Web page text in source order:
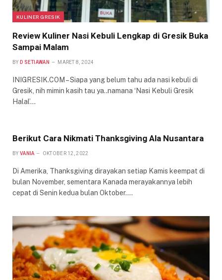
KULINER GRESIK
Review Kuliner Nasi Kebuli Lengkap di Gresik Buka
Sampai Malam
BY D SETIAWAN MARET 8, 2024
INIGRESIK.COM – Siapa yang belum tahu ada nasi kebuli di
Gresik, nih mimin kasih tau ya..namana ‘Nasi Kebuli Gresik
Halal’…
Berikut Cara Nikmati Thanksgiving Ala Nusantara
BY VANIA OKTOBER 12, 2022
Di Amerika, Thanksgiving dirayakan setiap Kamis keempat di
bulan November, sementara Kanada merayakannya lebih
cepat di Senin kedua bulan Oktober.…